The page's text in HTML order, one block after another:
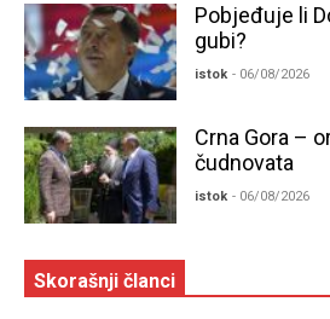
Pobjeđuje li
gubi?
istok - 06/08/2026
Crna Gora –
čudnovata
istok - 06/08/2026
Skorašnji članci